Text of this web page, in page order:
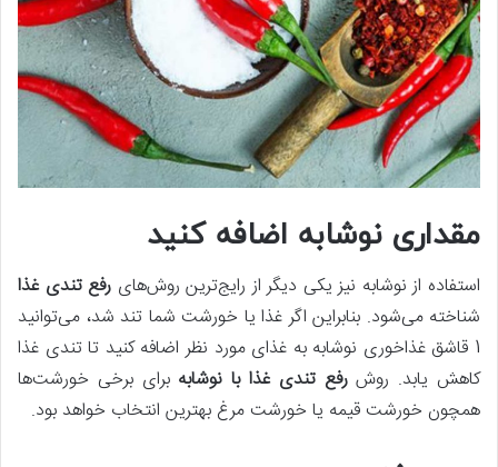
مقداری نوشابه اضافه کنید
استفاده از نوشابه نیز یکی دیگر از رایج‌ترین روش‌های رفع تندی غذا
شناخته می‌شود. بنابراین اگر غذا یا خورشت شما تند شد، می‌توانید
1 قاشق غذاخوری نوشابه به غذای مورد نظر اضافه کنید تا تندی غذا
کاهش یابد. روشرفع تندی غذا با نوشابه برای برخی خورشت‌ها
همچون خورشت قیمه یا خورشت مرغ بهترین انتخاب خواهد بود.